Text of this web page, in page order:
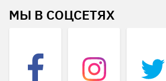
МЫ В СОЦСЕТЯХ